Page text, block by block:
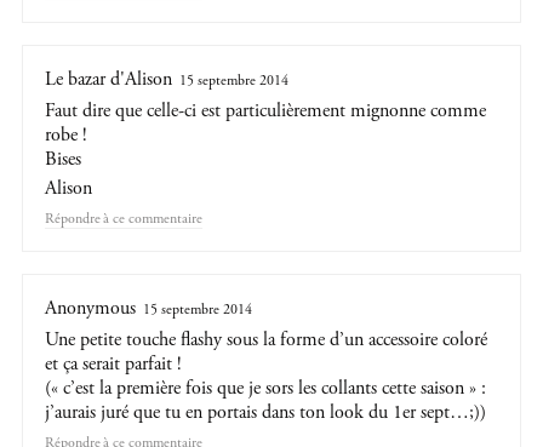
Le bazar d'Alison 15 septembre 2014
Faut dire que celle-ci est particulièrement mignonne comme
robe !
Bises
Alison
Répondre
Anonymous 15 septembre 2014
Une petite touche flashy sous la forme d’un accessoire coloré
et ça serait parfait !
(« c’est la première fois que je sors les collants cette saison » :
j’aurais juré que tu en portais dans ton look du 1er sept…;))
Répondre